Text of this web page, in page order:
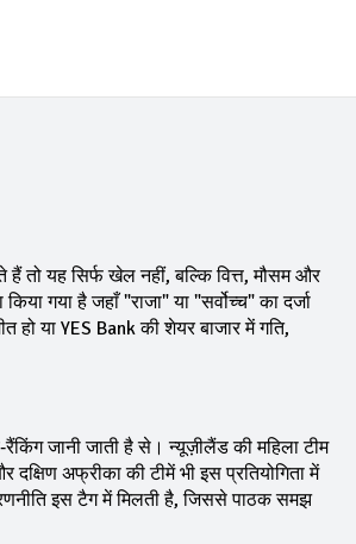
हैं तो यह सिर्फ खेल नहीं, बल्कि वित्त, मौसम और
गया है जहाँ "राजा" या "सर्वोच्च" का दर्जा
हो या YES Bank की शेयर बाजार में गति,
जानी जाती हैसे। न्यूज़ीलैंड की महिला टीम
अफ्रीका की टीमें भी इस प्रतियोगिता में
इस टैग में मिलती है, जिससे पाठक समझ